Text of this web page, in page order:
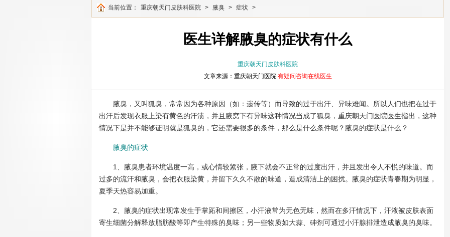
当前位置： 重庆朝天门皮肤科医院 > 腋臭 > 症状 >
医生详解腋臭的症状有什么
重庆朝天门皮肤科医院
文章来源：重庆朝天门医院 有疑问咨询在线医生
腋臭，又叫狐臭，常常因为各种原因（如：遗传等）而导致的过于出汗、异味难闻。所以人们也把在过于
出汗后发现衣服上染有黄色的汗渍，并且腋窝下有异味这种情况当成了狐臭，重庆朝天门医院医生指出，这种
情况下是并不能够证明就是狐臭的，它还需要很多的条件，那么是什么条件呢？腋臭的症状是什么？
腋臭的症状
1、腋臭患者环境温度一高，或心情较紧张，腋下就会不正常的过度出汗，并且发出令人不悦的味道。而
过多的流汗和腋臭，会把衣服染黄，并留下久久不散的味道，造成清洁上的困扰。腋臭的症状青春期为明显，
夏季天热容易加重。
2、腋臭的症状出现常发生于掌跖和间擦区，小汗液常为无色无味，然而在多汗情况下，汗液被皮肤表面
寄生细菌分解释放脂肪酸等即产生特殊的臭味；另一些物质如大蒜、砷剂可通过小汗腺排泄造成腋臭的臭味。